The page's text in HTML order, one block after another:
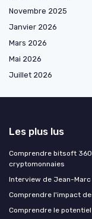
Novembre 2025
Janvier 2026
Mars 2026
Mai 2026
Juillet 2026
Les plus lus
Comprendre bitsoft
cryptomonnaies
Interview de Jean-
Comprendre l'impact
Comprendre le